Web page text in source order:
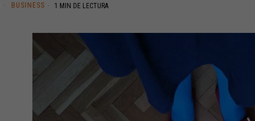
BUSINESS 1 MIN DE LECTURA